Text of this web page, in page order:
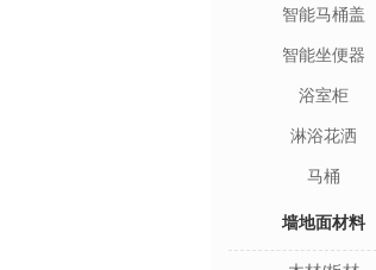
智能马桶盖
智能坐便器
浴室柜
淋浴花洒
马桶
墙地面材料